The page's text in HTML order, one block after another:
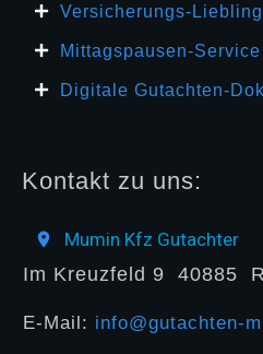
Versicherungs-Liebling
Mittagspausen-Service
Digitale Gutachten-
Kontakt zu uns:
Mumin Kfz Gutachter
Im Kreuzfeld 9 40885
E-Mail: info@gutachten-